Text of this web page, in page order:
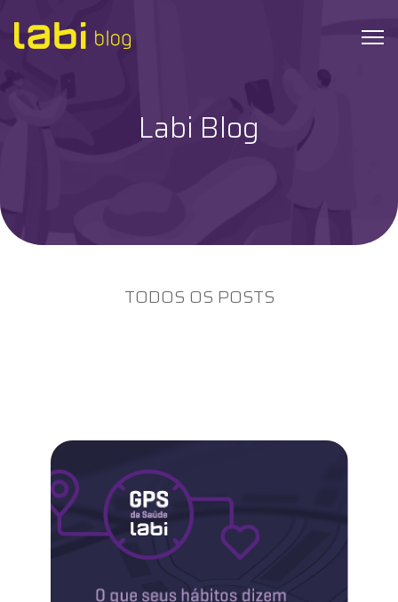
Dicas de Saúde
Maternidade
Novidades do Labi
Saúde da Mulher
Saúde do Homem
Labi Blog
TODOS OS POSTS